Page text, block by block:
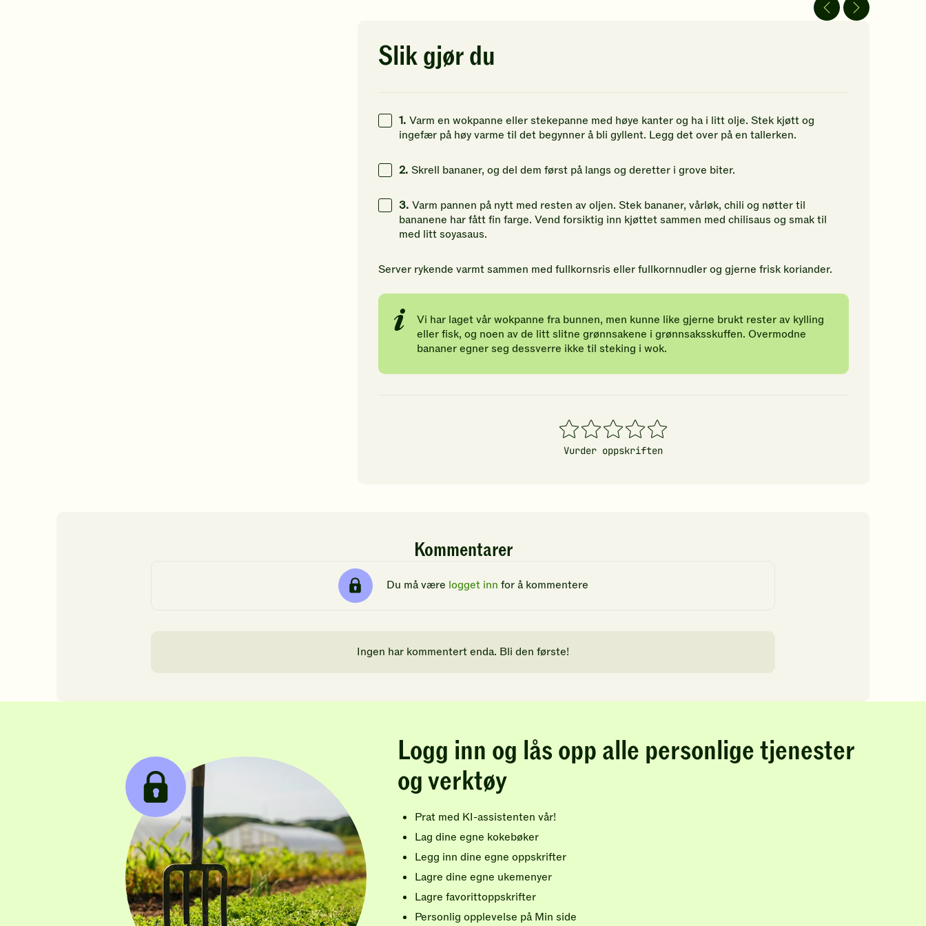
Klikk
vurdering.
for
vurdering.
vurdering.
vurdering.
5
Slik gjør du
1. Varm en wokpanne eller stekepanne med høye kanter og ha i litt olje. Stek kjøtt og
ingefær på høy varme til det begynner å bli gyllent. Legg det over på en tallerken.
2. Skrell bananer, og del dem først på langs og deretter i grove biter.
3. Varm pannen på nytt med resten av oljen. Stek bananer, vårløk, chili og nøtter til
bananene har fått fin farge. Vend forsiktig inn kjøttet sammen med chilisaus og smak til
med litt soyasaus.
Server rykende varmt sammen med fullkornsris eller fullkornnudler og gjerne frisk koriander.
Vi har laget vår wokpanne fra bunnen, men kunne like gjerne brukt rester av kylling
eller fisk, og noen av de litt slitne grønnsakene i grønnsaksskuffen. Overmodne
bananer egner seg dessverre ikke til steking i wok.
1
stjerner
2
stjerner
3
stjerner
4
stjerner
5
stjerner
Vurder oppskriften
Kommentarer
Du må være logget inn for å kommentere
Ingen har kommentert enda. Bli den første!
Logg inn og lås opp alle personlige tjenester
og verktøy
Prat med KI-assistenten vår!
Lag dine egne kokebøker
Legg inn dine egne oppskrifter
Lagre dine egne ukemenyer
Lagre favorittoppskrifter
Personlig opplevelse på Min side